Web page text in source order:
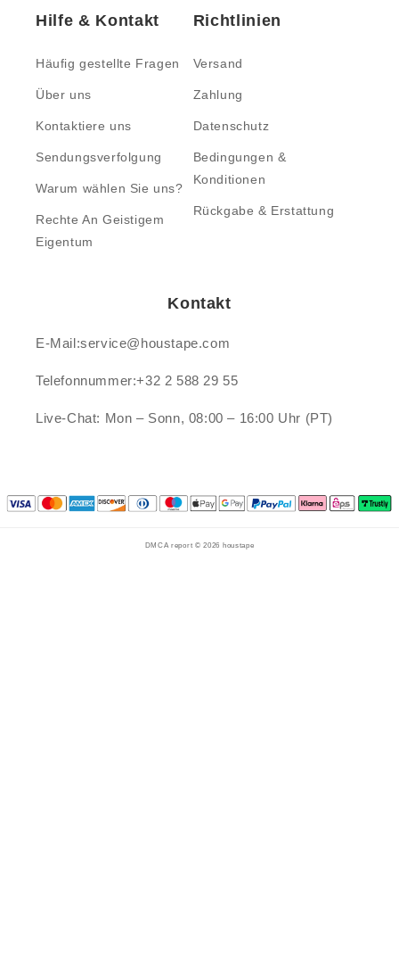
Hilfe & Kontakt
Häufig gestellte Fragen
Über uns
Kontaktiere uns
Sendungsverfolgung
Warum wählen Sie uns?
Rechte An Geistigem
Eigentum
Richtlinien
Versand
Zahlung
Datenschutz
Bedingungen &
Konditionen
Rückgabe & Erstattung
Kontakt
E-Mail:service@houstape.com
Telefonnummer:+32 2 588 29 55
Live-Chat: Mon – Sonn, 08:00 – 16:00 Uhr (PT)
DMCA report © 2026 houstape